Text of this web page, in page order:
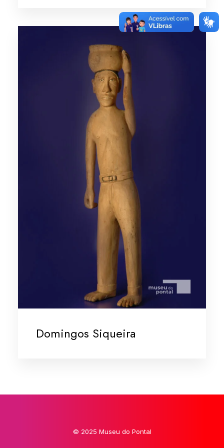
Domingos Siqueira
© 2025 Museu do Pontal